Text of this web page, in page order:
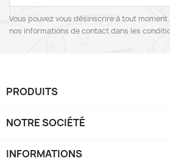
Vous pouvez vous désinscrire à tout
nos informations de contact dans les
PRODUITS
NOTRE SOCIÉTÉ
INFORMATIONS